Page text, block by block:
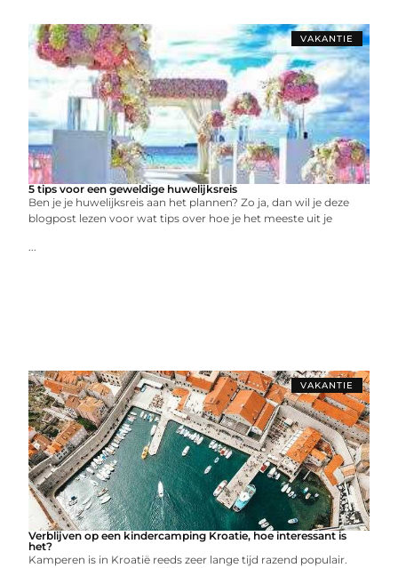
VAKANTIE
5 tips voor een geweldige huwelijksreis
Ben je je huwelijksreis aan het plannen? Zo ja, dan wil je deze
blogpost lezen voor wat tips over hoe je het meeste uit je
...
VAKANTIE
Verblijven op een kindercamping Kroatie, hoe interessant is
het?
Kamperen is in Kroatië reeds zeer lange tijd razend populair.